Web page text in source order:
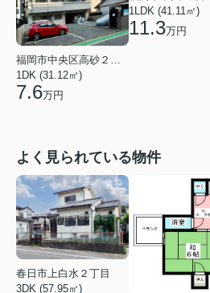
1DK (31.12㎡)
7.6万円
1LDK (41.11㎡)
11.3万円
よく見られている物件
春日市上白水２丁目
3DK (57.95㎡)